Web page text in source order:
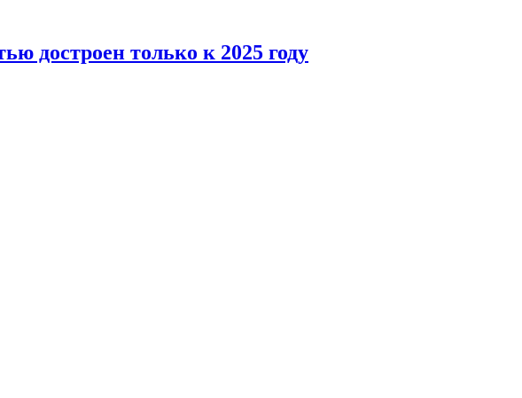
достроен только к 2025 году